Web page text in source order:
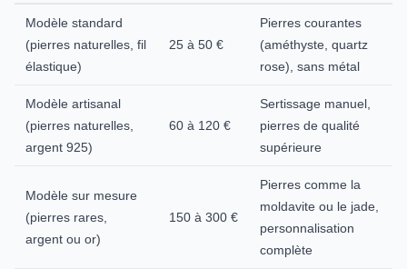
Modèle standard
(pierres naturelles, fil
élastique)
25 à 50 €
Pierres courantes
(améthyste, quartz
rose), sans métal
Modèle artisanal
(pierres naturelles,
argent 925)
60 à 120 €
Sertissage manuel,
pierres de qualité
supérieure
Modèle sur mesure
(pierres rares,
argent ou or)
150 à 300 €
Pierres comme la
moldavite ou le jade,
personnalisation
complète